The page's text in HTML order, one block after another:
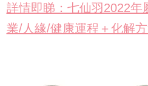
詳情即睇：七仙羽2022年
業/人緣/健康運程＋化解